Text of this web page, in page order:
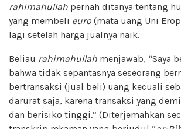
rahimahullah pernah ditanya tentang
yang membeli euro (mata uang Uni
lagi setelah harga jualnya naik.
Beliau rahimahullah menjawab, “Saya
bahwa tidak sepantasnya seseorang
bertransaksi (jual beli) uang kecuali
darurat saja, karena transaksi yang
dan berisiko tinggi.” (Diterjemahkan